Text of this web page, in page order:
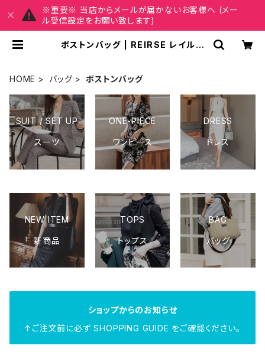
※重要※ 当店からメールが届かないお客様へ (メー
ル受信設定をお願い致します)
ボストンバッグ | REIRSE レイルセ
HOME
バッグ ボストンバッグ
SUIT / SET UP
スーツ
ONE-PIECE
ワンピース
DRESS
ドレス
NEW ITEM
新商品
TOPS
トップス
BAG
バッグ
ショップからのお知らせ
↑ご注文前に必ず SHOPPING GUIDE をご確認ください。